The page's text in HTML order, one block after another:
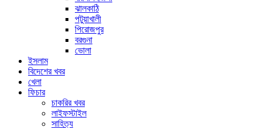
ঝালকাঠি
পটুয়াখালী
পিরোজপুর
বরগুনা
ভোলা
ইসলাম
বিদেশের খবর
খেলা
ফিচার
চাকরির খবর
লাইফস্টাইল
সাহিত্য